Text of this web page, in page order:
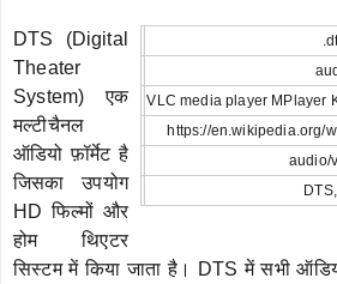
VLC media player MPlayer
https://en.wikipedia.org/
audio/
DTS (Digital
Theater
System) एक
मल्टीचैनल
ऑडियो फ़ॉर्मेट है
जिसका उपयोग
HD फिल्मों और
होम थिएटर
सिस्टम में किया जाता है। DTS में सभी